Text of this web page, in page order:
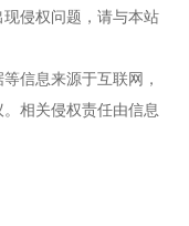
侵权问题，请与本站
信息来源于互联网，
相关侵权责任由信息